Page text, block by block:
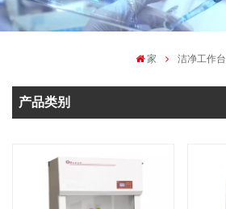
家 洁净工作台
产品类别